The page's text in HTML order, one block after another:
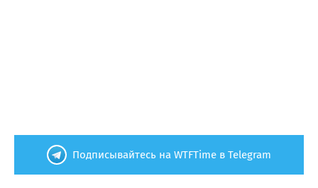
Подписывайтесь на WTFTime в Telegram